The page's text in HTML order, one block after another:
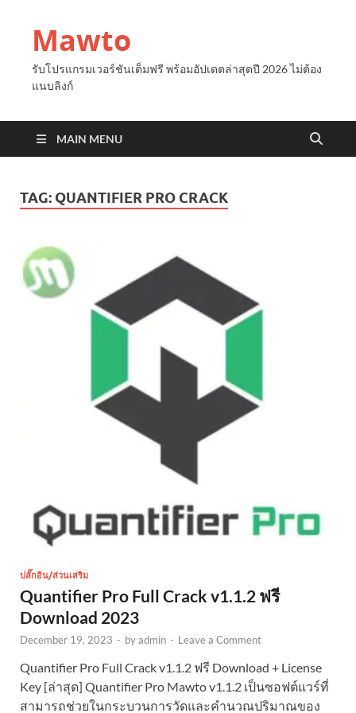
Mawto
รับโปรแกรมเวอร์ชันเต็มฟรี พร้อมอัปเดตล่าสุดปี 2026 ไม่ต้อง
แนบลิงก์
MAIN MENU
TAG: QUANTIFIER PRO CRACK
ปลั๊กอิน/ส่วนเสริม
Quantifier Pro Full Crack v1.1.2 ฟรี
Download 2023
December 19, 2023 - byadmin - Leave a Comment
Quantifier Pro Full Crack v1.1.2 ฟรี Download + License
Key [ล่าสุด] Quantifier Pro Mawto v1.1.2 เป็นซอฟต์แวร์ที่
สามารถช่วยในกระบวนการวัดและคำนวณปริมาณของ